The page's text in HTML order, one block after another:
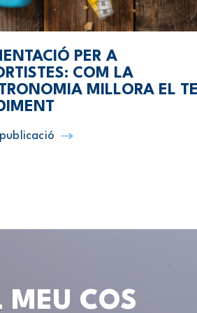
PER A
COM LA
MILLORA EL
MEU COS